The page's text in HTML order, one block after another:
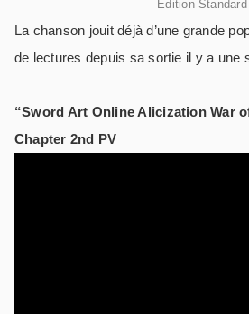
Edition Standard
La chanson jouit déjà d’une grande
de lectures depuis sa sortie il y a une
“Sword Art Online Alicization War
Chapter 2nd PV